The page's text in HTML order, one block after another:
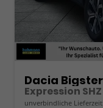
Dacia Bigster
Expression
unverbindliche Lieferzeit: